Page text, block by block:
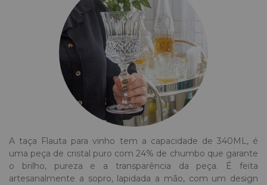
A taça Flauta para vinho tem a capacidade de 340ML, é
uma peça de cristal puro com 24% de chumbo que garante
o brilho, pureza e a transparência da peça. É feita
artesanalmente a sopro, lapidada a mão, com um design